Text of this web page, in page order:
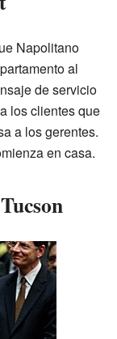
Napolitano
al
de servicio
los clientes que
a los gerentes.
en casa.